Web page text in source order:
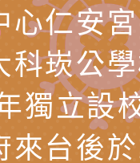
課程資
青少年
愛『原
會」、
學年度
「如何
SEL玩
」
中華國
推廣協
」第五
聞傳播
政策溝
府家庭
心仁安
科崁公
獨立設
來台後